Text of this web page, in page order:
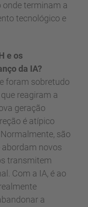
onde terminam a
tecnológico e
e os
da IA?
foram sobretudo
reagiram a
geração
é atípico
são
abordam novos
transmitem
Com a IA, é ao
a